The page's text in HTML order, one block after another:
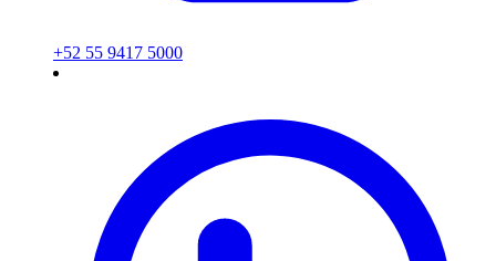
+52 55 9417 5000